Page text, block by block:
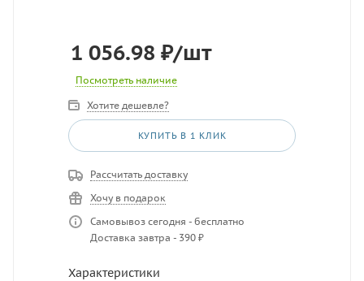
1 056.98 ₽/шт
Посмотреть наличие
Хотите дешевле?
КУПИТЬ В 1 КЛИК
Рассчитать доставку
Хочу в подарок
Самовывоз сегодня - бесплатно
Доставка завтра - 390 ₽
Характеристики